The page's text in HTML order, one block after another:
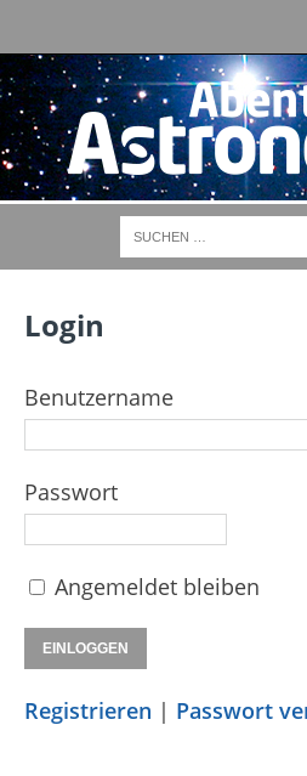
Login
Benutzername
Passwort
Angemeldet bleiben
Registrieren | Passwort